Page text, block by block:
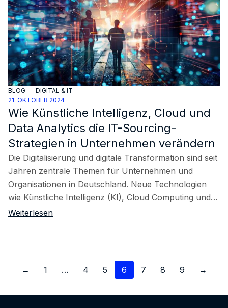
BLOG — DIGITAL & IT
21. OKTOBER 2024
Wie Künstliche Intelligenz, Cloud und
Data Analytics die IT-Sourcing-
Strategien in Unternehmen verändern
Die Digitalisierung und digitale Transformation sind seit
Jahren zentrale Themen für Unternehmen und
Organisationen in Deutschland. Neue Technologien
wie Künstliche Intelligenz (KI), Cloud Computing und…
Weiterlesen
← 1 … 4 5 6 7 8 9 →